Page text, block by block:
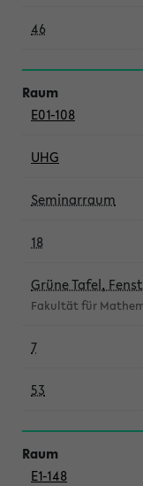
46
E01-108
UHG
Seminarraum
18
Grüne Tafel,
Fakultät für
7
53
E1-148